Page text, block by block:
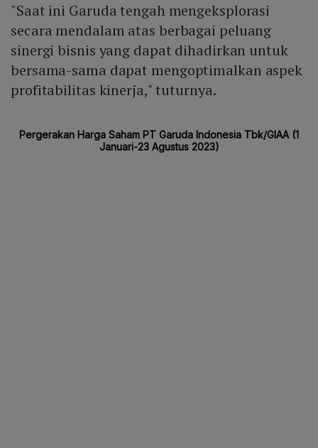
"Saat ini Garuda tengah mengeksplorasi
secara mendalam atas berbagai peluang
sinergi bisnis yang dapat dihadirkan untuk
bersama-sama dapat mengoptimalkan aspek
profitabilitas kinerja," tuturnya.